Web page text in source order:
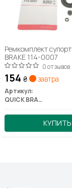
Ремкомплект
BRAKE 114-0007
0 отзывов
154 ₴ завтра
Артикул:
QUICK BRAKE
КУПИТЬ